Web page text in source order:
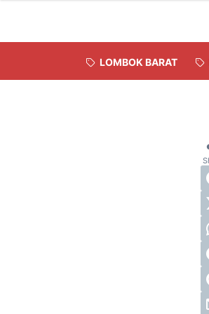
LOMBOK BARAT